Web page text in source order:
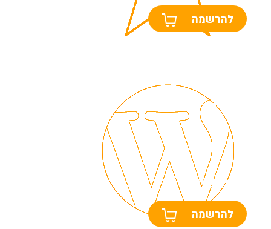
להרשמה
הקמת אתרים
להרשמה